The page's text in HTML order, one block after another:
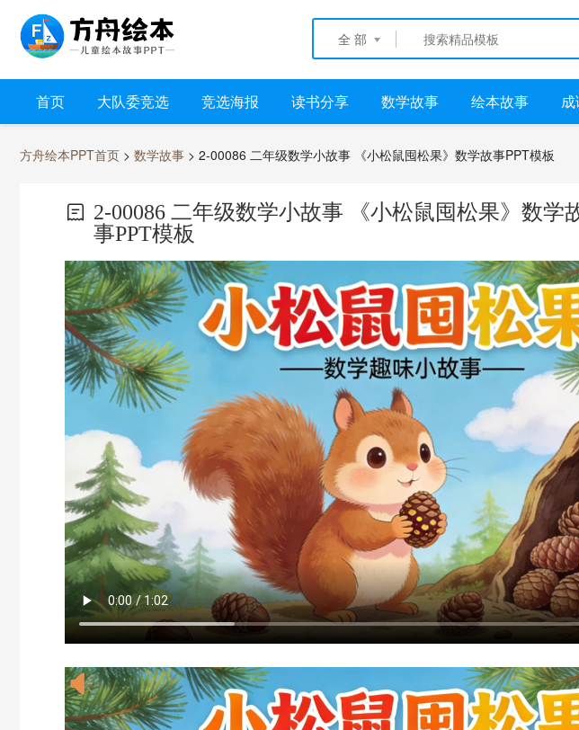
全 部
首页 大队委竞选 竞选海报 读书分享 数学故事 绘本故事
方舟绘本PPT首页 > 数学故事 > 2-00086 二年级数学小故事 《小松鼠囤松果》数学故事PPT模板
2-00086 二年级数学小故事 《小松鼠囤松果》数学
事PPT模板